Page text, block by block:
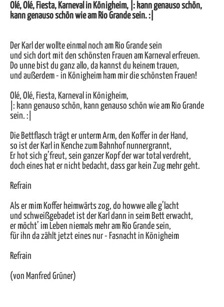
Olé, Olé, Fiesta, Karneval in Königheim, |: kann genauso schön,
kann genauso schön wie am Rio Grande sein. :|
Der Karl der wollte einmal noch am Rio Grande sein
und sich dort mit den schönsten Frauen am Karneval erfreuen.
Do unne bist du ganz allo, da kannst du keinem trauen,
und außerdem - in Königheim ham mir die schönsten Frauen!
Olé, Olé, Fiesta, Karneval in Königheim,
|: kann genauso schön, kann genauso schön wie am Rio Grande
sein. :|
Die Bettflasch trägt er unterm Arm, den Koffer in der Hand,
so ist der Karl in Kenche zum Bahnhof nunnergrannt,
Er hot sich g’freut, sein ganzer Kopf der war total verdreht,
doch eines hat er nicht bedacht, dass gar kein Zug mehr geht.
Refrain
Als er mim Koffer heimwärts zog, do howwe alle g’lacht
und schweißgebadet ist der Karl dann in seim Bett erwacht,
er möcht’ im Leben niemals mehr am Rio Grande sein,
für ihn da zählt jetzt eines nur - Fasnacht in Königheim
Refrain
(von Manfred Grüner)